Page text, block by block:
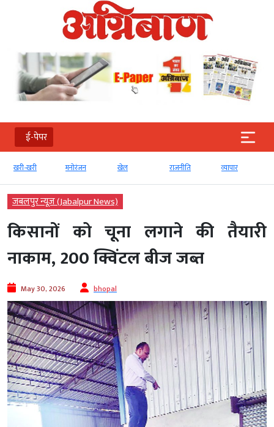
ई-पेपर
खरी-खरी मनोरंजन खेल राजनीति व्‍यापार
जबलपुर न्यूज़ (Jabalpur News)
किसानों को चूना लगाने की तैयारी
नाकाम, 200 क्विंटल बीज जब्त
May 30, 2026 bhopal